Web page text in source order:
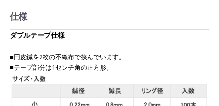
仕様
ダブルテープ仕様
■円皮鍼を2枚の不織布で挟んでいます。
■テープ部分は1センチ角の正方形。